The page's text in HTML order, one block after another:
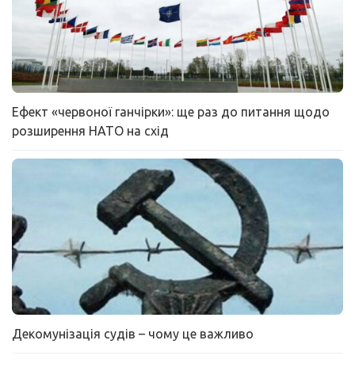
Ефект «червоної ганчірки»: ще раз до питання щодо
розширення НАТО на схід
Декомунізація судів – чому це важливо